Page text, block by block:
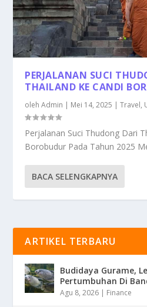
PERJALANAN SUCI
THAILAND KE CANDI
olehAdmin | Mei 14, 2025 |Travel,
Perjalanan Suci Thudong Dari
Borobudur Pada Tahun 2025
BACA SELENGKAPNYA
ARTIKEL TERBARU
Budidaya Gurame,
Pertumbuhan Di
Agu 8, 2026 | Finance